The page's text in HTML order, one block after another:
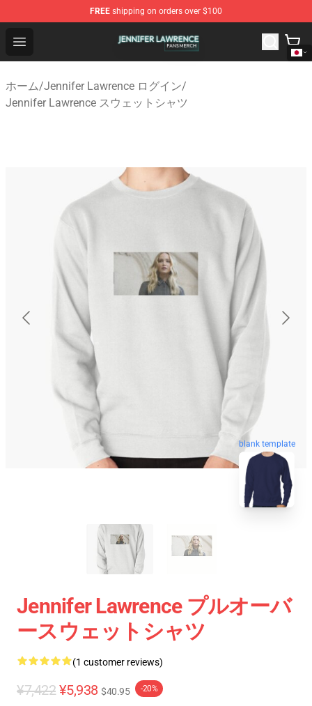
FREE shipping on orders over $100
Open menu
Jennifer Lawrence Shop - Official Jennifer Lawrence
ホーム/Jennifer Lawrence ログイン/
Jennifer Lawrence スウェットシャツ
blank template
Jennifer Lawrence プルオーバ
ースウェットシャツ
(1 customer reviews)
¥7,422 ¥5,938 $40.95 -20%